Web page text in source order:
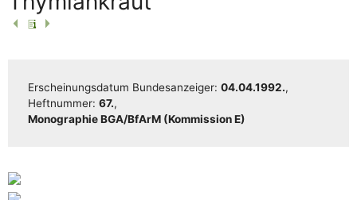
Erschei­nungs­da­tum Bun­des­an­zei­ger: 04.04.1992.,
Heft­num­mer: 67.,
Mono­gra­phie BGA/​​BfArM (Kom­mis­si­on E)